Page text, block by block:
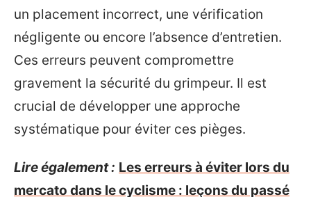
un placement incorrect, une vérification
négligente ou encore l’absence d’entretien.
Ces erreurs peuvent compromettre
gravement la sécurité du grimpeur. Il est
crucial de développer une approche
systématique pour éviter ces pièges.
Lire également : Les erreurs à éviter lors du
mercato dans le cyclisme : leçons du passé